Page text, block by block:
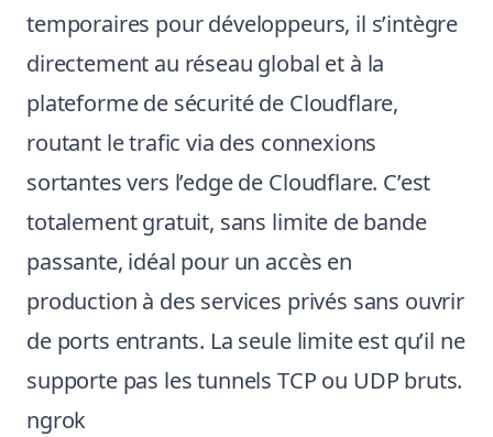
temporaires pour développeurs, il s’intègre
directement au réseau global et à la
plateforme de sécurité de Cloudflare,
routant le trafic via des connexions
sortantes vers l’edge de Cloudflare. C’est
totalement gratuit, sans limite de bande
passante, idéal pour un accès en
production à des services privés sans ouvrir
de ports entrants. La seule limite est qu’il ne
supporte pas les tunnels TCP ou UDP bruts.
ngrok